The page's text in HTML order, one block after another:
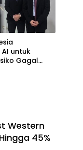
untuk
Gagal
Western
45%